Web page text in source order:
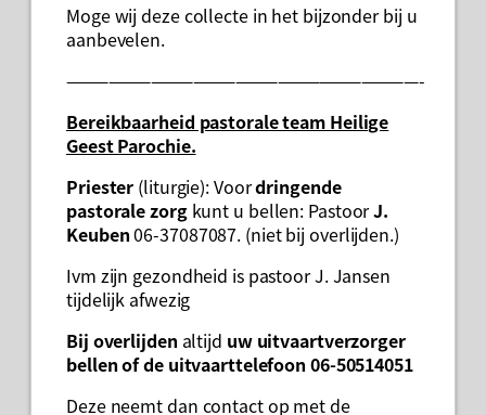
Moge wij deze collecte in het bijzonder bij u
aanbevelen.
—————————————————————————-
Bereikbaarheid pastorale team Heilige
Geest Parochie.
Priester (liturgie): Voordringende
pastorale zorgkunt u bellen: PastoorJ.
Keuben06-37087087. (niet bij overlijden.)
Ivm zijn gezondheid is pastoor J. Jansen
tijdelijk afwezig
Bij overlijden altijd uw uitvaartverzorger
bellen of de uitvaarttelefoon 06-50514051
Deze neemt dan contact op met de